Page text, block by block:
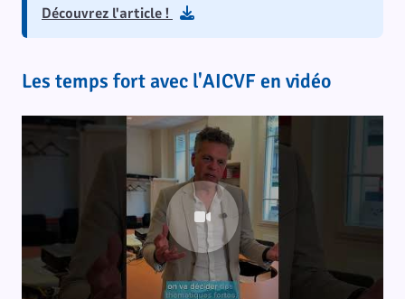
Découvrez l'article !
Les temps fort avec l'AICVF en vidéo